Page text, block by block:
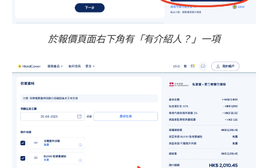
於報價頁面右下角有「有介紹人？」一項